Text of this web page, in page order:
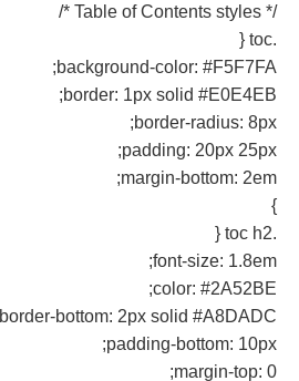
/* Table of Contents styles */
.toc {
background-color: #F5F7FA;
border: 1px solid #E0E4EB;
border-radius: 8px;
padding: 20px 25px;
margin-bottom: 2em;
}
.toc h2 {
font-size: 1.8em;
color: #2A52BE;
border-bottom: 2px solid #A8DADC;
padding-bottom: 10px;
margin-top: 0;